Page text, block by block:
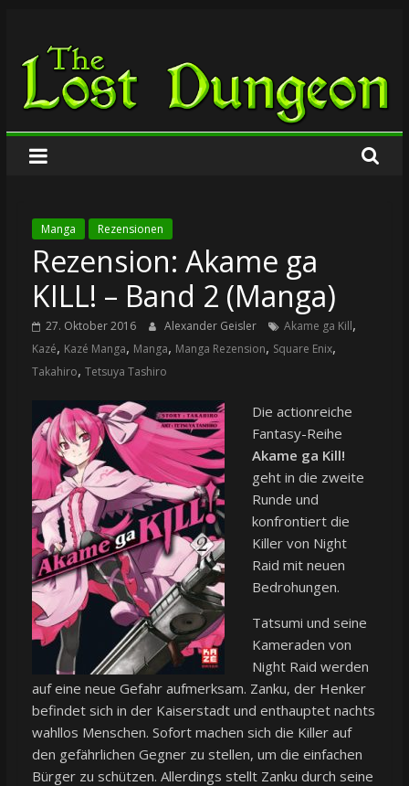
springen
The
Lost
Dungeon
Manga Rezensionen
Rezension: Akame ga
KILL! – Band 2 (Manga)
27. Oktober 2016 Alexander Geisler Akame ga Kill,
Kazé, Kazé Manga, Manga, Manga Rezension, Square Enix,
Takahiro, Tetsuya Tashiro
Die actionreiche
Fantasy-Reihe
Akame ga Kill!
geht in die zweite
Runde und
konfrontiert die
Killer von Night
Raid mit neuen
Bedrohungen.
Tatsumi und seine
Kameraden von
Night Raid werden
auf eine neue Gefahr aufmerksam. Zanku, der Henker
befindet sich in der Kaiserstadt und enthauptet nachts
wahllos Menschen. Sofort machen sich die Killer auf
den gefährlichen Gegner zu stellen, um die einfachen
Bürger zu schützen. Allerdings stellt Zanku durch seine